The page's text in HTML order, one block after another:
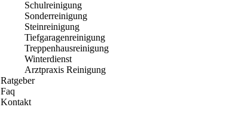
Schulreinigung
Sonderreinigung
Steinreinigung
Tiefgaragenreinigung
Treppenhausreinigung
Winterdienst
Arztpraxis Reinigung
Ratgeber
Faq
Kontakt